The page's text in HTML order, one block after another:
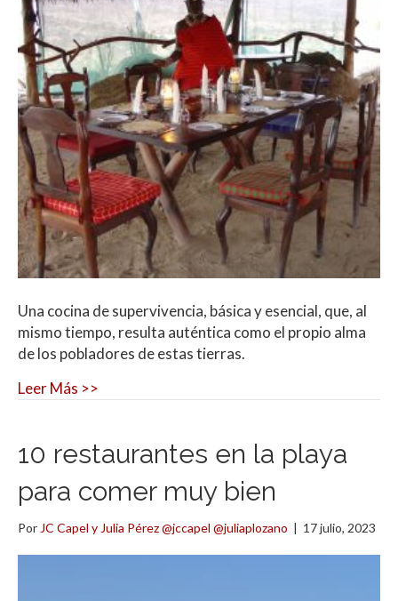
Una cocina de supervivencia, básica y esencial, que, al
mismo tiempo, resulta auténtica como el propio alma
de los pobladores de estas tierras.
Leer Más >>
10 restaurantes en la playa
para comer muy bien
Por JC Capel y Julia Pérez @jccapel @juliaplozano | 17 julio, 2023